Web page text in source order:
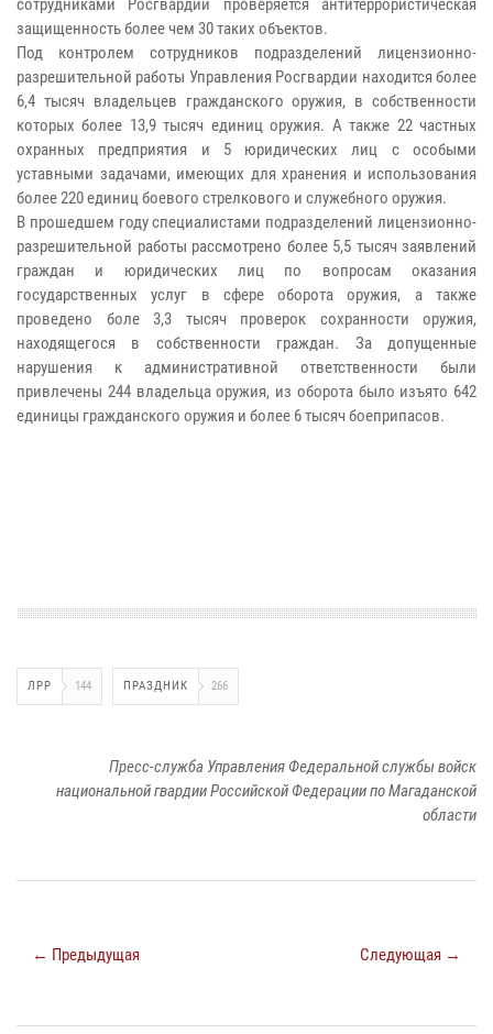
сотрудниками Росгвардии проверяется антитеррористическая
защищенность более чем 30 таких объектов.
Под контролем сотрудников подразделений лицензионно-
разрешительной работы Управления Росгвардии находится более
6,4 тысяч владельцев гражданского оружия, в собственности
которых более 13,9 тысяч единиц оружия. А также 22 частных
охранных предприятия и 5 юридических лиц с особыми
уставными задачами, имеющих для хранения и использования
более 220 единиц боевого стрелкового и служебного оружия.
В прошедшем году специалистами подразделений лицензионно-
разрешительной работы рассмотрено более 5,5 тысяч заявлений
граждан и юридических лиц по вопросам оказания
государственных услуг в сфере оборота оружия, а также
проведено боле 3,3 тысяч проверок сохранности оружия,
находящегося в собственности граждан. За допущенные
нарушения к административной ответственности были
привлечены 244 владельца оружия, из оборота было изъято 642
единицы гражданского оружия и более 6 тысяч боеприпасов.
ЛРР 144 ПРАЗДНИК 266
Пресс-служба Управления Федеральной службы войск
национальной гвардии Российской Федерации по Магаданской
области
← Предыдущая Следующая →